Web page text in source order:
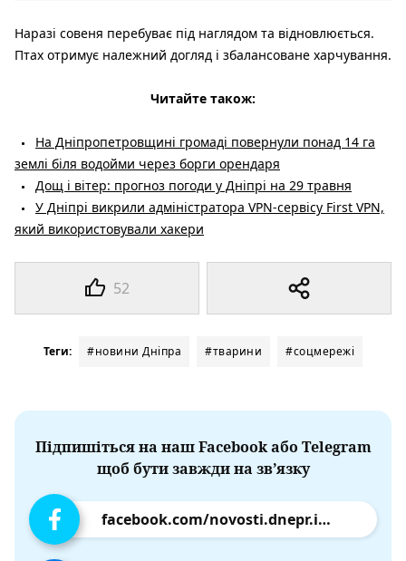
52
Наразі совеня перебуває під наглядом та відновлюється.
Птах отримує належний догляд і збалансоване харчування.
Читайте також:
На Дніпропетровщині громаді повернули понад 14 га
землі біля водойми через борги орендаря
Дощ і вітер: прогноз погоди у Дніпрі на 29 травня
У Дніпрі викрили адміністратора VPN-сервісу First VPN,
який використовували хакери
Теги: #новини Дніпра #тварини #соцмережі
Підпишіться на наш Facebook або Telegram
щоб бути завжди на зв’язку
facebook.com/novosti.dnepr.info